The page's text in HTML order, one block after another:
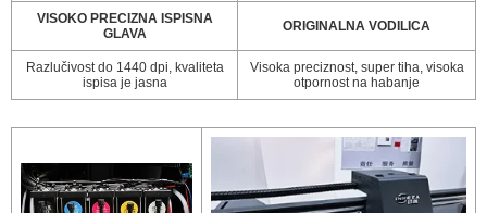
VISOKO PRECIZNA ISPISNA
GLAVA
ORIGINALNA VODILICA
Razlučivost do 1440 dpi, kvaliteta
ispisa je jasna
Visoka preciznost, super tiha, visoka
otpornost na habanje